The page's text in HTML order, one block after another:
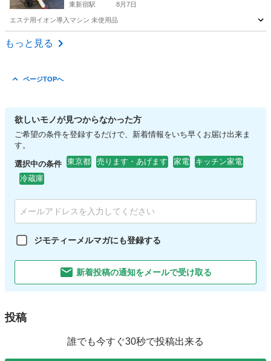
東新宿駅 8月7日
エステ用イオン導入マシン 未使用品
東京 新宿区
もっと見る
ページTOPへ
欲しいモノが見つからなかった方
ご希望の条件を登録するだけで、新着情報をいち早くお届け出来ま
す。
選択中の条件 東京都 売ります・あげます 家電
キッチン家電
冷蔵庫
ジモティーメルマガにも登録する
新着投稿の通知をメールで受け取る
投稿
誰でも今すぐ30秒で投稿出来る